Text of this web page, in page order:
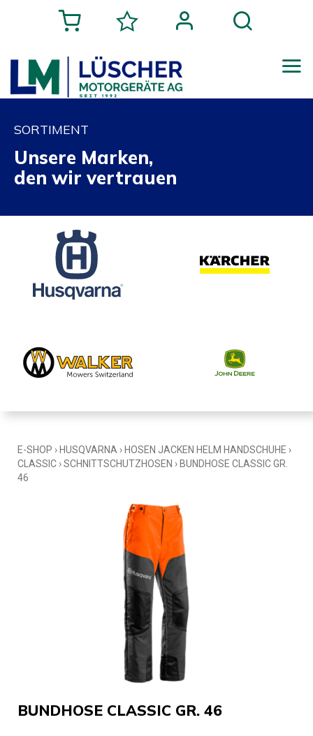
SORTIMENT
Unsere Marken,
den wir vertrauen
E-SHOP › HUSQVARNA › HOSEN JACKEN HELM HANDSCHUHE ›
CLASSIC ›SCHNITTSCHUTZHOSEN › BUNDHOSE CLASSIC GR.
46
BUNDHOSE CLASSIC GR. 46